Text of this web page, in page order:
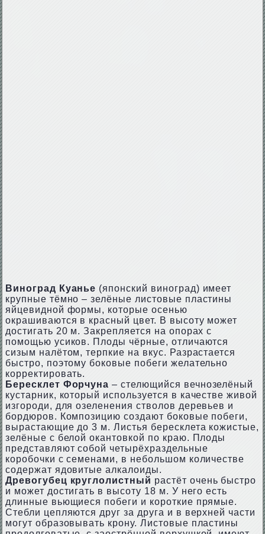
Виноград Куанье (японский виноград) имеет
крупные тёмно – зелёные листовые пластины
яйцевидной формы, которые осенью
окрашиваются в красный цвет. В высоту может
достигать 20 м. Закрепляется на опорах с
помощью усиков. Плоды чёрные, отличаются
сизым налётом, терпкие на вкус. Разрастается
быстро, поэтому боковые побеги желательно
корректировать.
Бересклет Форчуна– стелющийся вечнозелёный
кустарник, который используется в качестве живой
изгороди, для озеленения стволов деревьев и
бордюров. Композицию создают боковые побеги,
вырастающие до 3 м. Листья бересклета кожистые,
зелёные с белой окантовкой по краю. Плоды
представляют собой четырёхраздельные
коробочки с семенами, в небольшом количестве
содержат ядовитые алкалоиды.
Древогубец круглолистный растёт очень быстро
и может достигать в высоту 18 м. У него есть
длинные вьющиеся побеги и короткие прямые.
Стебли цепляются друг за друга и в верхней части
могут образовывать крону. Листовые пластины